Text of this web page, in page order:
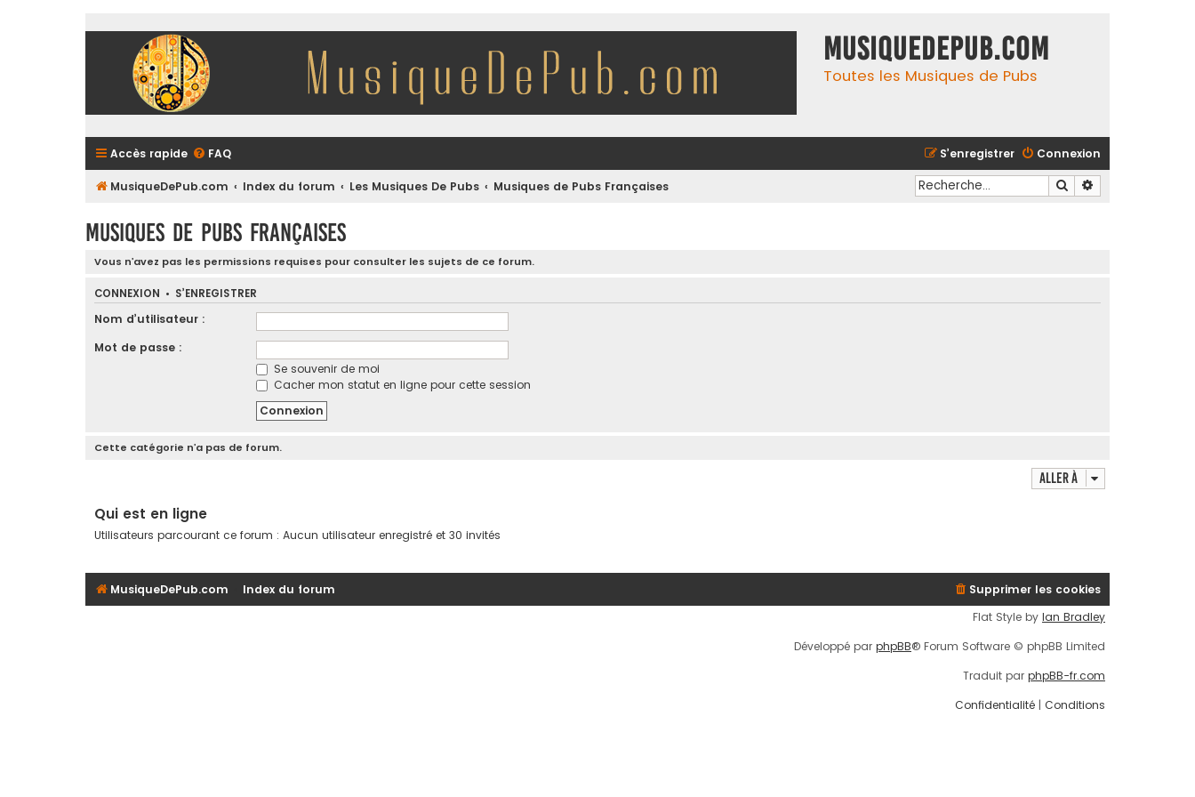
MusiqueDePub.com
Toutes les Musiques de Pubs
Accès rapide FAQ Connexion
S’enregistrer
MusiqueDePub.com Index du forum Les Musiques De Pubs Musiques de Pubs Françaises Rechercher
Musiques de Pubs Françaises
Vous n’avez pas les permissions requises pour consulter les sujets de ce forum.
CONNEXION • S’ENREGISTRER
Nom d’utilisateur :
Mot de passe :
Se souvenir de moi
Cacher mon statut en ligne pour cette session
Cette catégorie n’a pas de forum.
Aller à
Qui est en ligne
Utilisateurs parcourant ce forum : Aucun utilisateur enregistré et 30 invités
MusiqueDePub.com Index du forum
Supprimer les cookies
Flat Style by Ian Bradley
Développé par phpBB® Forum Software © phpBB Limited
Traduit par phpBB-fr.com
Confidentialité
Conditions